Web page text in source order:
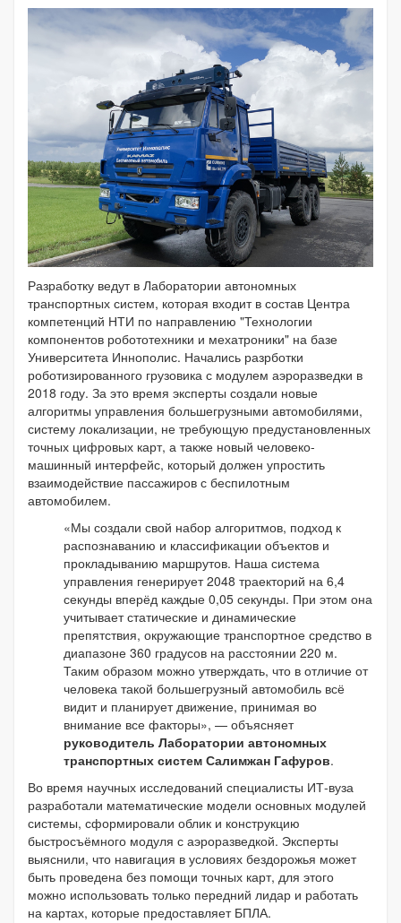
Разработку ведут в Лаборатории автономных
транспортных систем, которая входит в состав Центра
компетенций НТИ по направлению "Технологии
компонентов робототехники и мехатроники" на базе
Университета Иннополис. Начались разрботки
роботизированного грузовика с модулем аэроразведки в
2018 году. За это время эксперты создали новые
алгоритмы управления большегрузными автомобилями,
систему локализации, не требующую предустановленных
точных цифровых карт, а также новый человеко-
машинный интерфейс, который должен упростить
взаимодействие пассажиров с беспилотным
автомобилем.
«Мы создали свой набор алгоритмов, подход к
распознаванию и классификации объектов и
прокладыванию маршрутов. Наша система
управления генерирует 2048 траекторий на 6,4
секунды вперёд каждые 0,05 секунды. При этом она
учитывает статические и динамические
препятствия, окружающие транспортное средство в
диапазоне 360 градусов на расстоянии 220 м.
Таким образом можно утверждать, что в отличие от
человека такой большегрузный автомобиль всё
видит и планирует движение, принимая во
внимание все факторы», — объясняет
руководитель Лаборатории автономных
транспортных систем Салимжан Гафуров.
Во время научных исследований специалисты ИТ-вуза
разработали математические модели основных модулей
системы, сформировали облик и конструкцию
быстросъёмного модуля с аэроразведкой. Эксперты
выяснили, что навигация в условиях бездорожья может
быть проведена без помощи точных карт, для этого
можно использовать только передний лидар и работать
на картах, которые предоставляет БПЛА.